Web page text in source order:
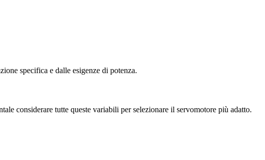
specifica e dalle esigenze di potenza.
considerare tutte queste variabili per selezionare il servomotore più adatto.